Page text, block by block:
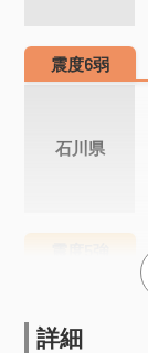
震度6弱
石川県
詳細